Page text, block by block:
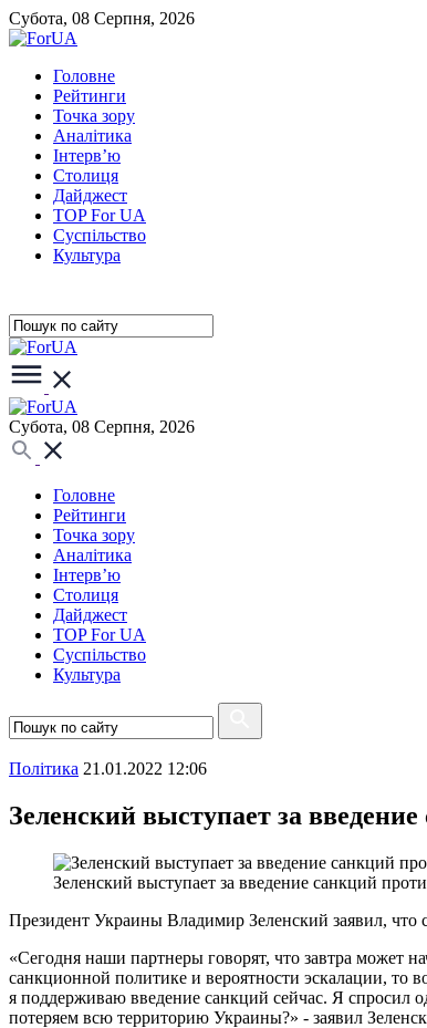
Субота, 08 Серпня, 2026
Головне
Рейтинги
Точка зору
Аналітика
Інтерв’ю
Столиця
Дайджест
TOP For UA
Суспiльство
Культура
Субота, 08 Серпня, 2026
Головне
Рейтинги
Точка зору
Аналітика
Інтерв’ю
Столиця
Дайджест
TOP For UA
Суспiльство
Культура
Полiтика 21.01.2022 12:06
Зеленский выступает за
Зеленский выступает за введение санкций
Президент Украины Владимир Зеленский заявил,
«Сегодня наши партнеры говорят, что завтра может
санкционной политике и вероятности эскалации, то
я поддерживаю введение санкций сейчас. Я спросил
потеряем всю территорию Украины?» - заявил